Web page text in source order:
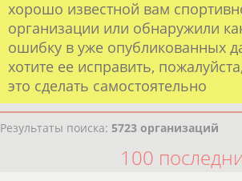
хорошо известной вам
организации или обнаружили
ошибку в уже опубликованных
хотите ее исправить,
это сделать самостоятельно
Результаты поиска: 5723 организаций
100